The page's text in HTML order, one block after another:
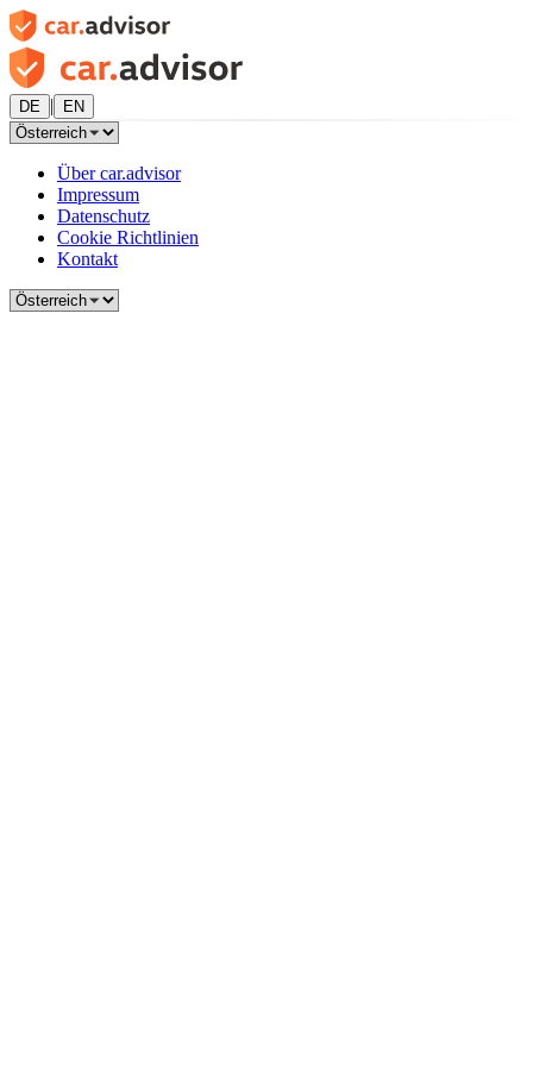
DE | EN
Über car.advisor
Impressum
Datenschutz
Cookie Richtlinien
Kontakt